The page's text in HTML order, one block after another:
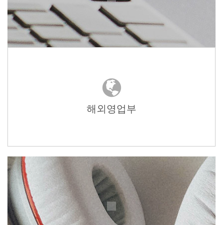
해외영업부